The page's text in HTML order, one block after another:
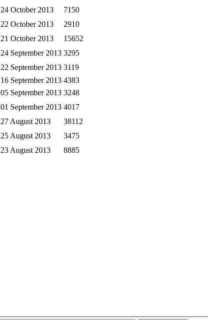
24 October 2013
7150
22 October 2013
2910
21 October 2013
15652
24 September 2013 3295
22 September 2013 3119
16 September 2013 4383
05 September 2013 3248
01 September 2013 4017
27 August 2013
38112
25 August 2013
3475
23 August 2013 8885